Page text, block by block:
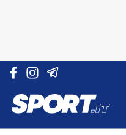
Vai al contenuto